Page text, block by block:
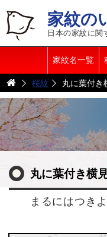
家紋の
日本の家紋に関
家紋名一覧
桜紋 丸に葉付き
丸に葉付き横
まるにはつき